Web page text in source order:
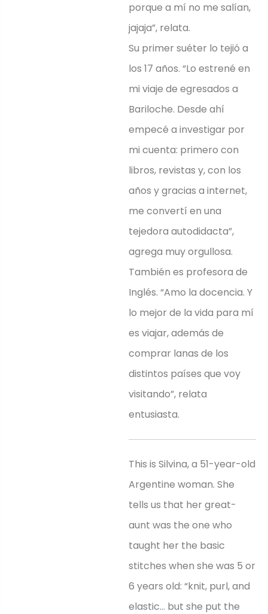
porque a mí no me salían,
jajaja”, relata.
Su primer suéter lo tejió a
los 17 años. “Lo estrené en
mi viaje de egresados a
Bariloche. Desde ahí
empecé a investigar por
mi cuenta: primero con
libros, revistas y, con los
años y gracias a internet,
me convertí en una
tejedora autodidacta”,
agrega muy orgullosa.
También es profesora de
Inglés. “Amo la docencia. Y
lo mejor de la vida para mí
es viajar, además de
comprar lanas de los
distintos países que voy
visitando”, relata
entusiasta.
This is Silvina, a 51-year-old
Argentine woman. She
tells us that her great-
aunt was the one who
taught her the basic
stitches when she was 5 or
6 years old: “knit, purl, and
elastic… but she put the